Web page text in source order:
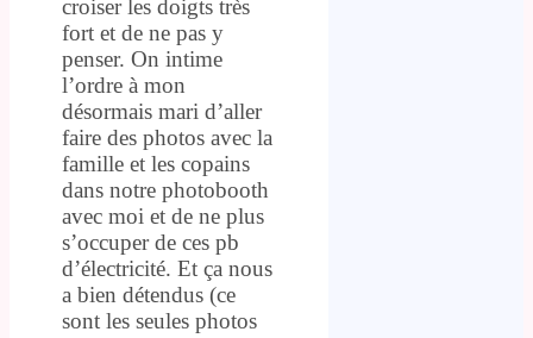
croiser les doigts très
fort et de ne pas y
penser. On intime
l’ordre à mon
désormais mari d’aller
faire des photos avec la
famille et les copains
dans notre photobooth
avec moi et de ne plus
s’occuper de ces pb
d’électricité. Et ça nous
a bien détendus (ce
sont les seules photos